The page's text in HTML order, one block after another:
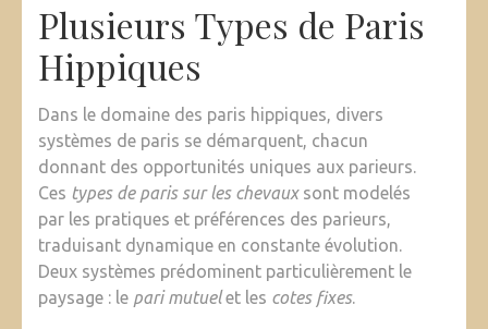
Plusieurs Types de Paris
Hippiques
Dans le domaine des paris hippiques, divers
systèmes de paris se démarquent, chacun
donnant des opportunités uniques aux parieurs.
Ces types de paris sur les chevauxsont modelés
par les pratiques et préférences des parieurs,
traduisant dynamique en constante évolution.
Deux systèmes prédominent particulièrement le
paysage : le pari mutuelet les cotes fixes.